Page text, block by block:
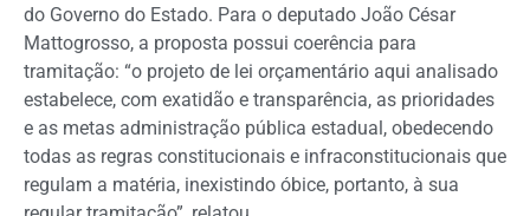
do Governo do Estado. Para o deputado João César
Mattogrosso, a proposta possui coerência para
tramitação: “o projeto de lei orçamentário aqui analisado
estabelece, com exatidão e transparência, as prioridades
e as metas administração pública estadual, obedecendo
todas as regras constitucionais e infraconstitucionais que
regulam a matéria, inexistindo óbice, portanto, à sua